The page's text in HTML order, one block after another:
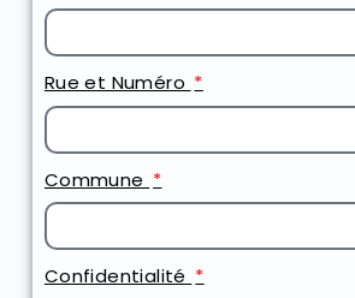
Rue et Numéro
Commune
Confidentialité